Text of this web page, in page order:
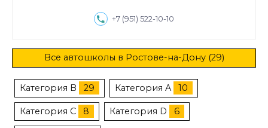
+7 (951) 522-10-10
Все автошколы в Ростове-на-Дону (29)
Категория B 29 Категория A 10
Категория C 8 Категория D 6